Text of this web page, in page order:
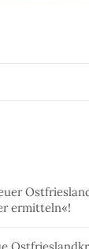
ermitteln«!